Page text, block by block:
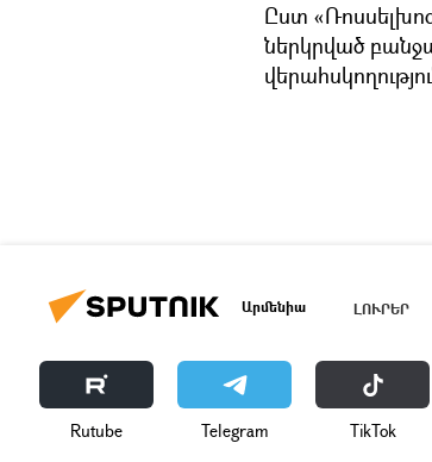
Ըստ
ներկրված
Արմենիա ԼՈՒՐԵՐ
Rutube Telegram ТikТоk